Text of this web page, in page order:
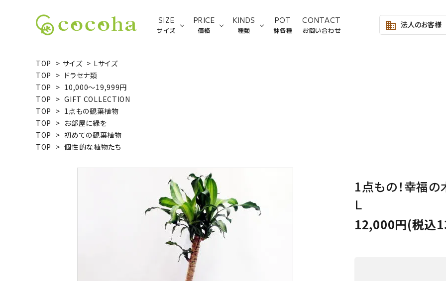
SIZE
サイズ
PRICE
価格
KINDS
種類
POT
鉢各種
CONTACT
お問い合わせ business 法人のお客様
ACCOUNT MENU
ようこそ ゲスト 様
ログイン 新規会員登録
TOP > サイズ > Lサイズ
TOP > ドラセナ類
TOP > 10,000～19,999円
TOP > GIFT COLLECTION
TOP > 1点もの観葉植物
TOP > お部屋に緑を
TOP > 初めての観葉植物
TOP > 個性的な植物たち
1点もの！幸福の
Ｌ
12,000円(税込